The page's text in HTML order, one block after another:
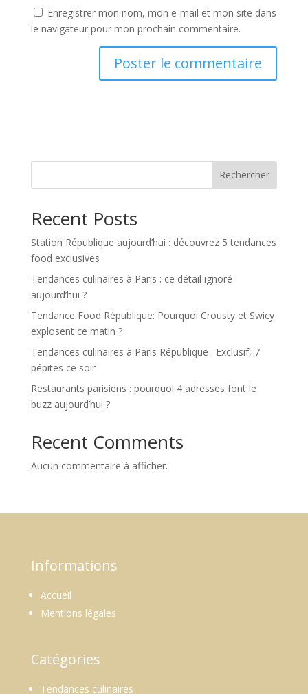
Enregistrer mon nom, mon e-mail et mon site dans
le navigateur pour mon prochain commentaire.
Rechercher
Recent Posts
Station République aujourd’hui : découvrez 5 tendances
food exclusives
Tendances culinaires à Paris : ce détail ignoré
aujourd’hui ?
Tendance Food République: Pourquoi Crousty et Swicy
explosent ce matin ?
Tendances culinaires à Paris République : Exclusif, 7
pépites ce soir
Restaurants parisiens : pourquoi 4 adresses font le
buzz aujourd’hui ?
Recent Comments
Aucun commentaire à afficher.
Informations
Accueil
Mentions légales
Catégories
Tendances culinaires